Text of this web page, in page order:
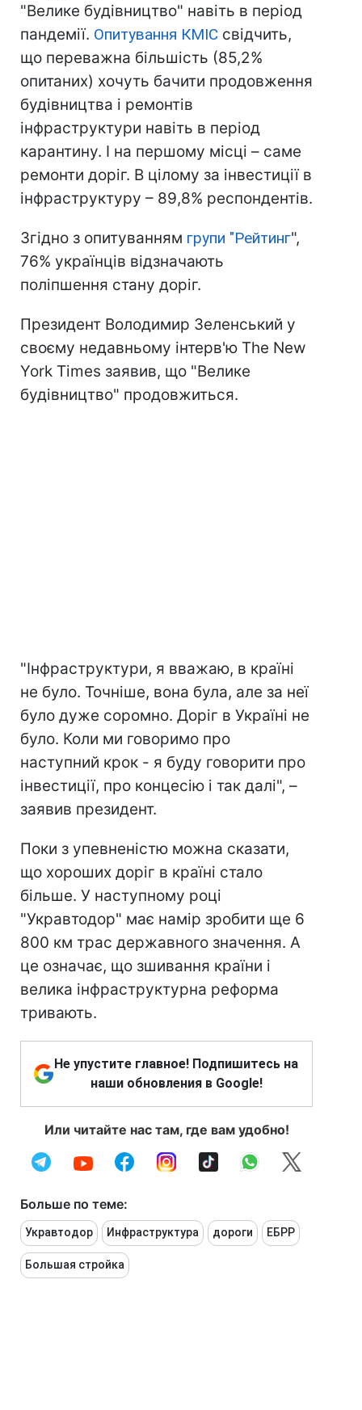
"Велике будівництво" навіть в період
пандемії. Опитування КМІС свідчить,
що переважна більшість (85,2%
опитаних) хочуть бачити продовження
будівництва і ремонтів
інфраструктури навіть в період
карантину. І на першому місці – саме
ремонти доріг. В цілому за інвестиції в
інфраструктуру – 89,8% респондентів.
Згідно з опитуванням групи "Рейтинг",
76% українців відзначають
поліпшення стану доріг.
Президент Володимир Зеленський у
своєму недавньому інтерв'ю The New
York Times заявив, що "Велике
будівництво" продовжиться.
"Інфраструктури, я вважаю, в країні
не було. Точніше, вона була, але за неї
було дуже соромно. Доріг в Україні не
було. Коли ми говоримо про
наступний крок - я буду говорити про
інвестиції, про концесію і так далі", –
заявив президент.
Поки з упевненістю можна сказати,
що хороших доріг в країні стало
більше. У наступному році
"Укравтодор" має намір зробити ще 6
800 км трас державного значення. А
це означає, що зшивання країни і
велика інфраструктурна реформа
тривають.
Не упустите главное! Подпишитесь на
наши обновления в Google!
Или читайте нас там, где вам удобно!
Больше по теме:
Укравтодор Инфраструктура дороги ЕБРР
Большая стройка